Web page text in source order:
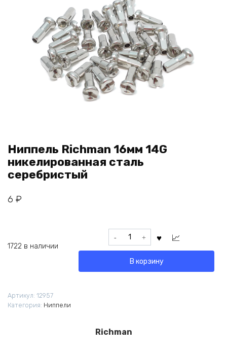
Ниппель Richman 16мм 14G
никелированная сталь
серебристый
6 ₽
1722 в наличии
Количество
товара
RichmanВ корзину
Артикул: 12957
Категория: Ниппели
Richman